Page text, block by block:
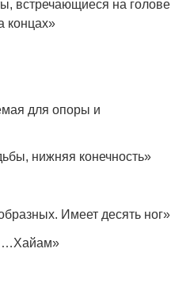
встречающиеся на голове
концах»
для опоры и
нижняя конечность»
Имеет десять ног»
…Хайам»